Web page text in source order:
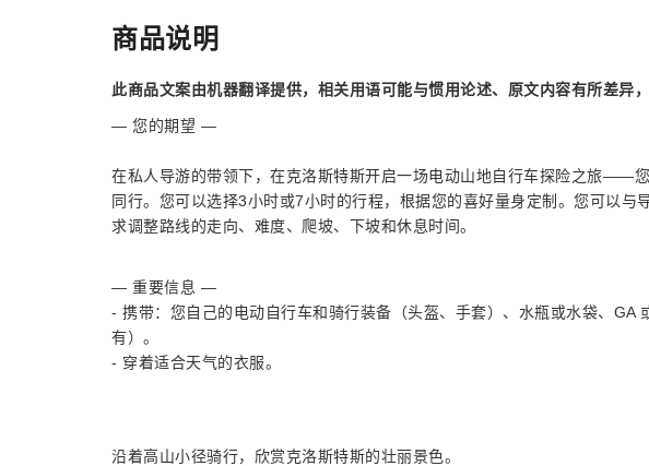
商品说明
此商品文案由机器翻译提供，相关用语可能与惯用论述、原文内容有所差异，
— 您的期望 —
在私人导游的带领下，在克洛斯特斯开启一场电动山地自行车探险之旅——
同行。您可以选择3小时或7小时的行程，根据您的喜好量身定制。您可以与
求调整路线的走向、难度、爬坡、下坡和休息时间。
— 重要信息 —
- 携带：您自己的电动自行车和骑行装备（头盔、手套）、水瓶或水袋、GA
有）。
- 穿着适合天气的衣服。
沿着高山小径骑行，欣赏克洛斯特斯的壮丽景色。